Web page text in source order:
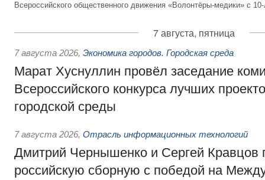
Всероссийского общественного движения «Волонтёры-медики» с
7 августа, пятница
7 августа 2026, Экономика городов. Городская среда
Марат Хуснуллин провёл заседание
Всероссийского конкурса лучших
городской среды
7 августа 2026, Отрасль информационных технологий
Дмитрий Чернышенко и Сергей Кравцов
российскую сборную с победой на